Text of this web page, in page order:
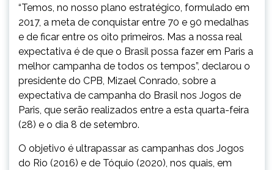
“Temos, no nosso plano estratégico, formulado em
2017, a meta de conquistar entre 70 e 90 medalhas
e de ficar entre os oito primeiros. Mas a nossa real
expectativa é de que o Brasil possa fazer em Paris a
melhor campanha de todos os tempos”, declarou o
presidente do CPB, Mizael Conrado, sobre a
expectativa de campanha do Brasil nos Jogos de
Paris, que serão realizados entre a esta quarta-feira
(28) e o dia 8 de setembro.
O objetivo é ultrapassar as campanhas dos Jogos
do Rio (2016) e de Tóquio (2020), nos quais, em